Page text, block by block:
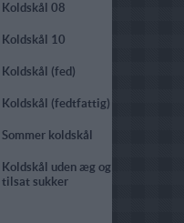
Koldskål 08
Koldskål 10
Koldskål (fed)
Koldskål (fedtfattig)
Sommer koldskål
Koldskål uden æg og
tilsat sukker